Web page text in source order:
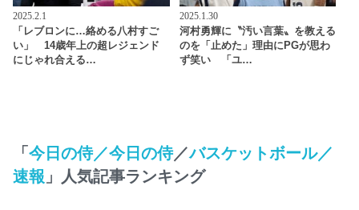
2025.2.1
「レブロンに…絡める八村すご
い」 14歳年上の超レジェンド
にじゃれ合える…
2025.1.30
河村勇輝に〝汚い言葉〟を教える
のを「止めた」理由にPGが思わ
ず笑い 「ユ…
「今日の侍／今日の侍／バスケットボール／
速報 」人気記事ランキング